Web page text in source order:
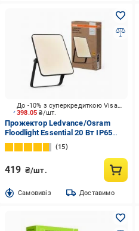
398.05₴/шт.
До -10% з суперкредиткою Visa Вигода
Прожектор Ledvance/Osram
Floodlight Essential 20 Вт IP65
чорний
15
419 ₴/шт.
Cамовивіз Доставимо